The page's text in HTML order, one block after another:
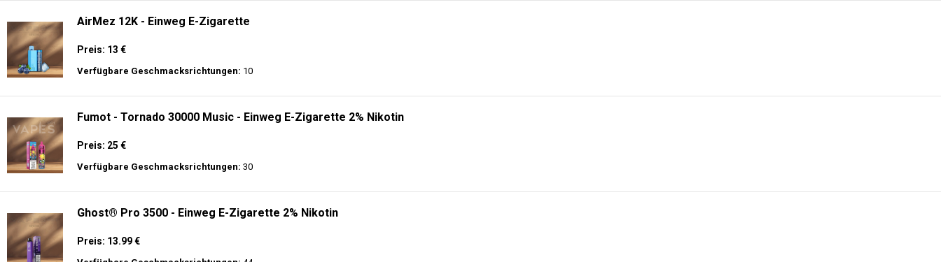
AirMez 12K - Einweg E-Zigarette
Preis: 13 €
Verfügbare Geschmacksrichtungen: 10
Fumot - Tornado 30000 Music - Einweg E-Zigarette 2% Nikotin
Preis: 25 €
Verfügbare Geschmacksrichtungen: 30
Ghost® Pro 3500 - Einweg E-Zigarette 2% Nikotin
Preis: 13.99 €